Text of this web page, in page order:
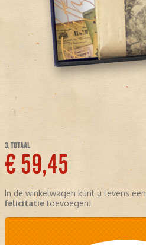
3. TOTAAL
€ 59,45
In de winkelwagen kunt u tevens een
felicitatietoevoegen!